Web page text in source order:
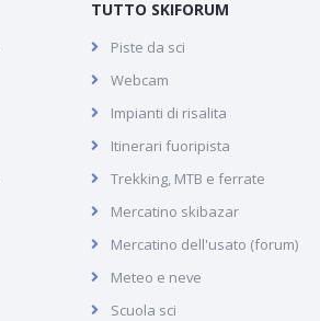
TUTTO SKIFORUM
Piste da sci
Webcam
Impianti di risalita
Itinerari fuoripista
Trekking, MTB e ferrate
Mercatino skibazar
Mercatino dell'usato (forum)
Meteo e neve
Scuola sci